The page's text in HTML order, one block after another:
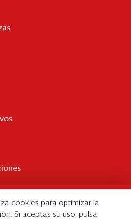
cookies para optimizar la
Si aceptas su uso, pulsa